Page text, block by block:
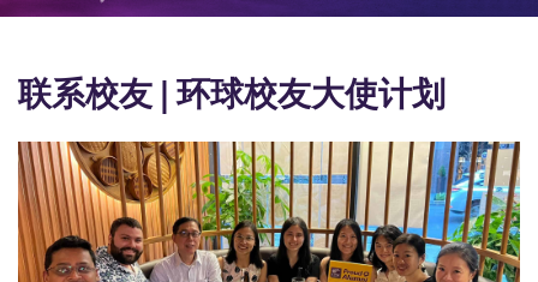
联系校友 | 环球校友大使计划